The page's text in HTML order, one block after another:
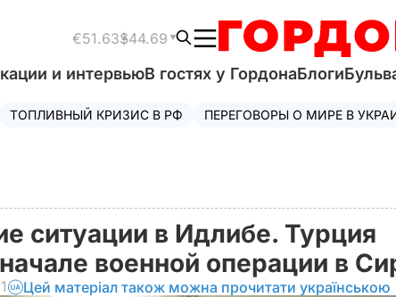
€51.63$44.69
и интервьюВ гостях у ГордонаБлоги
ТОПЛИВНЫЙ КРИЗИС В РФ ПЕРЕГОВОРЫ О МИРЕ В
ситуации в Идлибе. Турция
военной операции в
Цей матеріал також можна прочитати українською